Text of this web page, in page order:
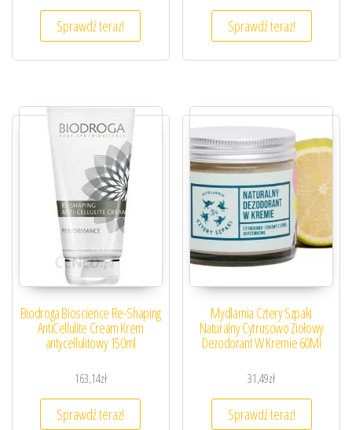
Sprawdź teraz! Sprawdź teraz!
Biodroga Bioscience Re-Shaping
AntiCellulite Cream Krem
antycellulitowy 150ml
163,14zł
Sprawdź teraz!
Mydlarnia Cztery Szpaki
Naturalny Cytrusowo Ziołowy
Dezodorant W Kremie 60Ml
31,49zł
Sprawdź teraz!